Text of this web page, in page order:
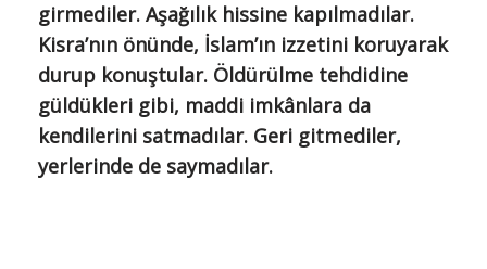
girmediler. Aşağılık hissine kapılmadılar.
Kisra’nın önünde, İslam’ın izzetini koruyarak
durup konuştular. Öldürülme tehdidine
güldükleri gibi, maddi imkânlara da
kendilerini satmadılar. Geri gitmediler,
yerlerinde de saymadılar.